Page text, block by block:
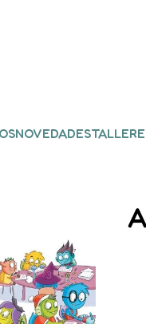
NOVEDADES